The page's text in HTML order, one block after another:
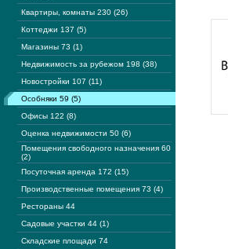
Квартиры, комнаты 230 (26)
Коттеджи 137 (5)
Магазины 73 (1)
Недвижимость за рубежом 198 (38)
Новостройки 107 (11)
Особняки 59 (5)
Офисы 122 (8)
Оценка недвижимости 50 (6)
Помещения свободного назначения 60
(2)
Посуточная аренда 172 (15)
Производственные помещения 73 (4)
Рестораны 44
Садовые участки 44 (1)
Складские площади 74